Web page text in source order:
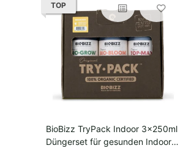
TOP
BioBizz TryPack Indoor 3x250ml
Düngerset für gesunden Indoor